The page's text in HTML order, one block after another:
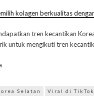
kolagen berkualitas
tren kecantikan
untuk mengikuti tren
Selatan Viral di